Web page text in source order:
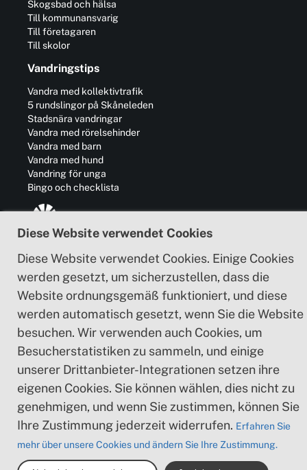
Diese Website verwendet Cookies
Diese Website verwendet Cookies. Einige Cookies
werden gesetzt, um sicherzustellen, dass die
Website ordnungsgemäß funktioniert, und diese
werden automatisch gesetzt, wenn Sie die Website
besuchen. Wir verwenden auch Cookies, um
Besucherstatistiken zu sammeln, und einige
unserer Drittanbieter-Integrationen setzen ihre
eigenen Cookies. Sie können wählen, dies nicht zu
genehmigen, und wenn Sie zustimmen, können Sie
Ihre Zustimmung jederzeit widerrufen. Erfahren Sie
mehr über unsere Cookies und ändern Sie Ihre Zustimmung.
Skogsbad och hälsa
Till kommunansvarig
Till företagaren
Till skolor
Vandringstips
Vandra med kollektivtrafik
5 rundslingor på Skåneleden
Stadsnära vandringar
Vandra med rörelsehinder
Vandra med barn
Vandra med hund
Vandring för unga
Bingo och checklista
Region Skåne ist der Leader des Skåneleden-
Trails und verantwortlich für die Entwicklung
von Geschäft, Kommunikation, Kultur und
Zusammenarbeit mit anderen Regionen in und
außerhalb Schwedens.
Om webbplatsen
Anpassen